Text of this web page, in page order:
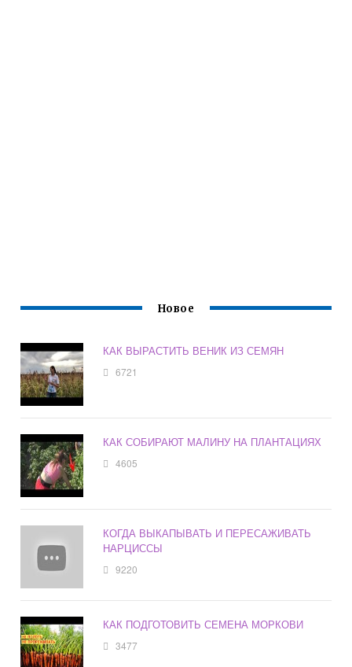
Новое
КАК ВЫРАСТИТЬ ВЕНИК ИЗ СЕМЯН
6721
КАК СОБИРАЮТ МАЛИНУ НА ПЛАНТАЦИЯХ
4605
КОГДА ВЫКАПЫВАТЬ И ПЕРЕСАЖИВАТЬ
НАРЦИССЫ
9220
КАК ПОДГОТОВИТЬ СЕМЕНА МОРКОВИ
3477